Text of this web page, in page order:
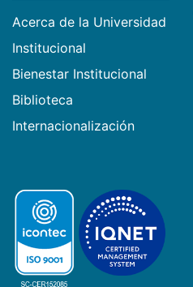
Acerca de la Universidad
Institucional
Bienestar Institucional
Biblioteca
Internacionalización